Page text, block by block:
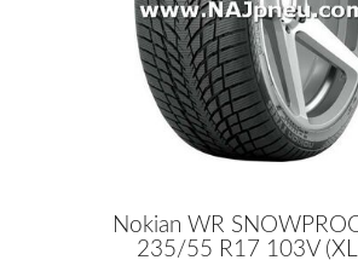
Nokian WR
235/55 R17 103V